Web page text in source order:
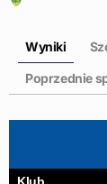
Wyniki
Poprzednie